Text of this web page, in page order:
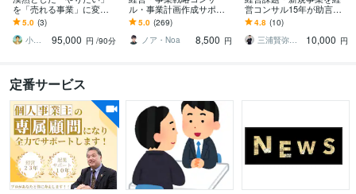
を「売れる事業」に変え
ます 言語化 / ビジネスモ
デル構築｜5回で完成する
商品設計支援
5.0 (3)
小野寺進一
95,000 円 /90分
ル・事業計画作成サポー
トします 億円超の資金調
達・実績多数 | 経営13年
のプロがサポート
5.0 (269)
ノア・Noa
8,500 円
営コンサル15年が助言し
ます 【無料相談OK】成長
戦略、競合差別化、販売
戦略まで壁打ち
4.8 (10)
三浦賢弥＠経営コンサルタント
10,000 円
定番サービス